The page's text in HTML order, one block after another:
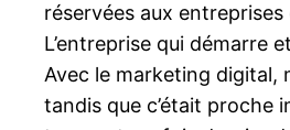
réservées aux
L’entreprise qui démarre
Avec le marketing digital,
tandis que c’était proche